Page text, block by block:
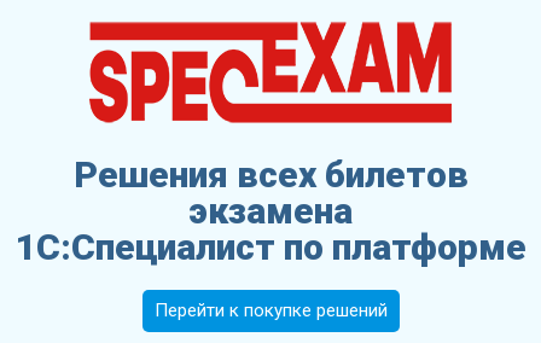
Решения всех билетов
экзамена
1С:Специалист по платформе
Перейти к покупке решений